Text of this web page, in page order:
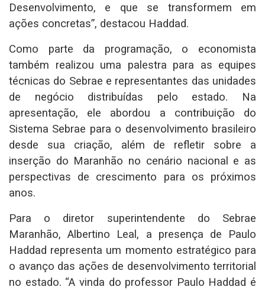
Desenvolvimento, e que se transformem em
ações concretas”, destacou Haddad.
Como parte da programação, o economista
também realizou uma palestra para as equipes
técnicas do Sebrae e representantes das unidades
de negócio distribuídas pelo estado. Na
apresentação, ele abordou a contribuição do
Sistema Sebrae para o desenvolvimento brasileiro
desde sua criação, além de refletir sobre a
inserção do Maranhão no cenário nacional e as
perspectivas de crescimento para os próximos
anos.
Para o diretor superintendente do Sebrae
Maranhão, Albertino Leal, a presença de Paulo
Haddad representa um momento estratégico para
o avanço das ações de desenvolvimento territorial
no estado. “A vinda do professor Paulo Haddad é